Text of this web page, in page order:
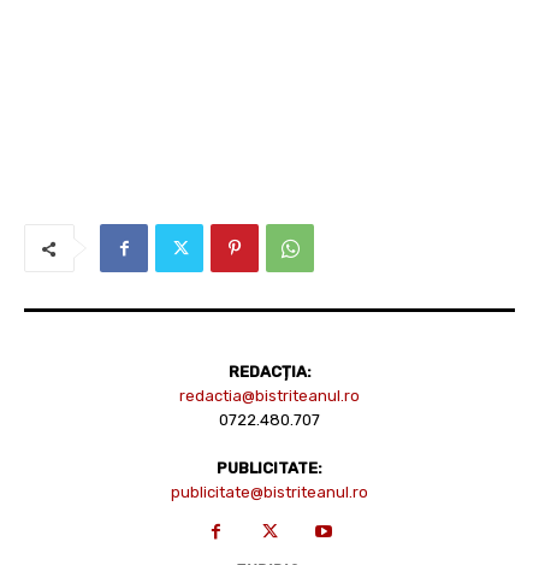
REDACȚIA:
redactia@bistriteanul.ro
0722.480.707
PUBLICITATE:
publicitate@bistriteanul.ro